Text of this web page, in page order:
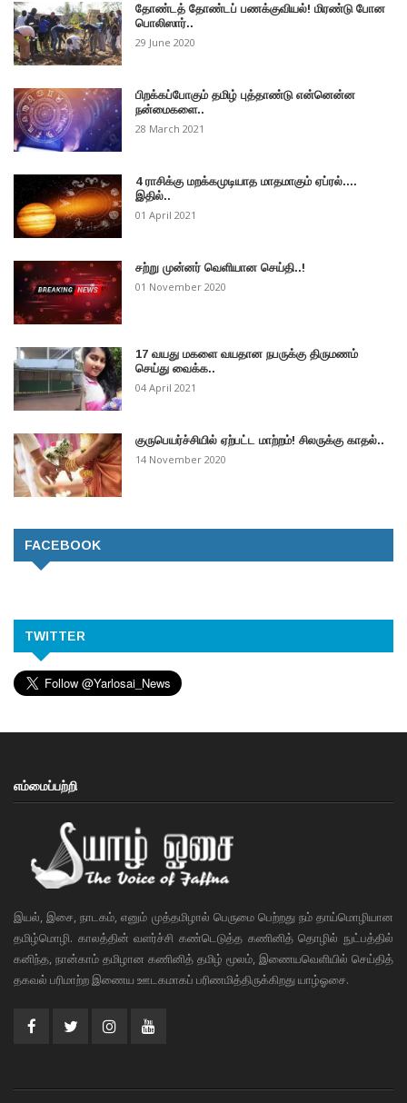
தோண்டத் தோண்டப் பணக்குவியல்! மிரண்டு போன
பொலிஸார்..
29 June 2020
பிறக்கப்போகும் தமிழ் புத்தாண்டு என்னென்ன
நன்மைகளை..
28 March 2021
4 ராசிக்கு மறக்கமுடியாத மாதமாகும் ஏப்ரல்....
இதில்..
01 April 2021
சற்று முன்னர் வெளியான செய்தி..!
01 November 2020
17 வயது மகளை வயதான நபருக்கு திருமணம்
செய்து வைக்க..
04 April 2021
குருபெயர்ச்சியில் ஏற்பட்ட மாற்றம்! சிலருக்கு காதல்..
14 November 2020
FACEBOOK
TWITTER
எம்மைப்பற்றி
இயல், இசை, நாடகம், எனும் முத்தமிழால் பெருமை பெற்றது நம் தாய்மொழியான
தமிழ்மொழி. காலத்தின் வளர்ச்சி கண்டெடுத்த கணினித் தொழில் நுட்பத்தில்
கனிந்த, நான்காம் தமிழான கணினித் தமிழ் மூலம், இணையவெளியில் செய்தித்
தகவல் பரிமாற்ற இணைய ஊடகமாகப் பரிணமித்திருக்கிறது யாழ்ஓசை.